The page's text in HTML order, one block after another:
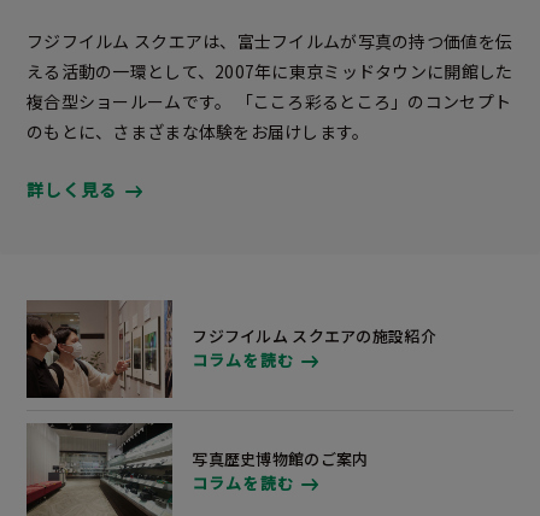
フジフイルム スクエアは、富士フイルムが写真の持つ価値を伝
える活動の一環として、2007年に東京ミッドタウンに開館した
複合型ショールームです。 「こころ彩るところ」のコンセプト
のもとに、さまざまな体験をお届けします。
詳しく見る
フジフイルム スクエアの施設紹介
コラムを読む
写真歴史博物館のご案内
コラムを読む